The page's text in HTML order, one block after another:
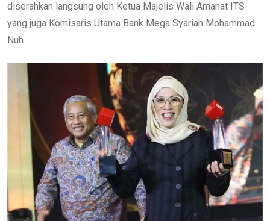
diserahkan langsung oleh Ketua Majelis Wali Amanat ITS
yang juga Komisaris Utama Bank Mega Syariah Mohammad
Nuh.